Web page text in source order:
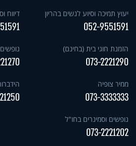
יעוץ תמיכה וסיוע לנשים בהריון
052-9551591
דיווח
הזמנת חוגי בית (בחינם)
073-2221290
נופשים
ממיר צופיה
073-3333333
נופשים וסמינרים בחו"ל
073-2221202